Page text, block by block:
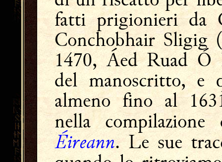
fatti prigionieri da
Conchobhair Sligig
1470, Áed Ruad Ó
del manoscritto, e
almeno fino al
nella
Éireann. Le sue